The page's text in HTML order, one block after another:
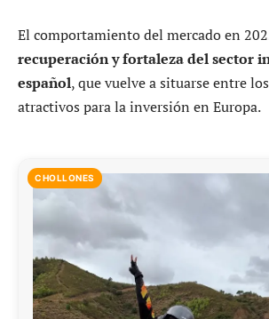
El comportamiento del mercado en
recuperación y fortaleza del sector
español, que vuelve a situarse entre
atractivos para la inversión en Europa.
CHOLLONES